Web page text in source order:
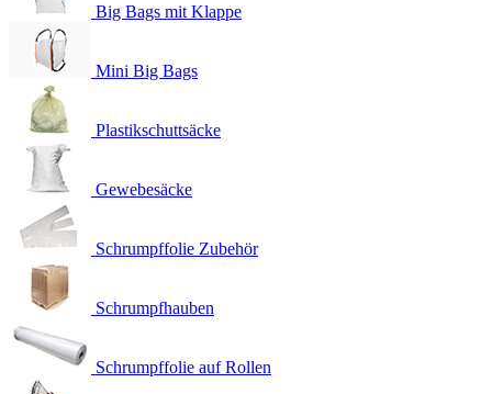
Big Bags mit Klappe
Mini Big Bags
Plastikschuttsäcke
Gewebesäcke
Schrumpffolie Zubehör
Schrumpfhauben
Schrumpffolie auf Rollen